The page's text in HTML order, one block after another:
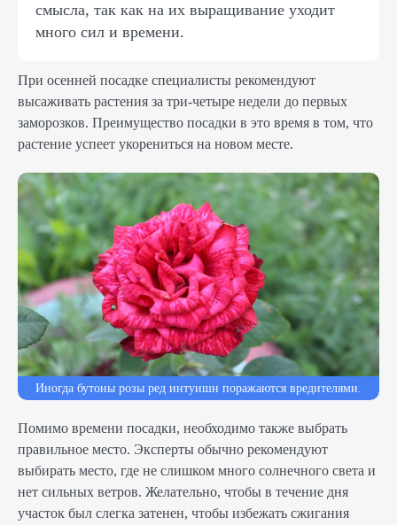
смысла, так как на их выращивание уходит
много сил и времени.
При осенней посадке специалисты рекомендуют
высаживать растения за три-четыре недели до первых
заморозков. Преимущество посадки в это время в том, что
растение успеет укорениться на новом месте.
Иногда бутоны розы ред интуишн поражаются вредителями.
Помимо времени посадки, необходимо также выбрать
правильное место. Эксперты обычно рекомендуют
выбирать место, где не слишком много солнечного света и
нет сильных ветров. Желательно, чтобы в течение дня
участок был слегка затенен, чтобы избежать сжигания